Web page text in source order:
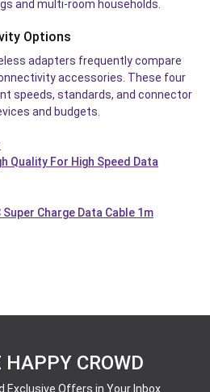
and multi-room households.
Options
adapters frequently compare
accessories. These four
speeds, standards, and connector
and budgets.
Quality For High Speed Data
Super Charge Data Cable 1m
CROWD
Exclusive Offers in Your Inbox